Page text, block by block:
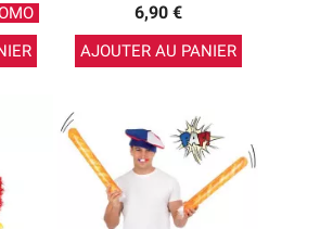
6,90 €
AJOUTER AU PANIER